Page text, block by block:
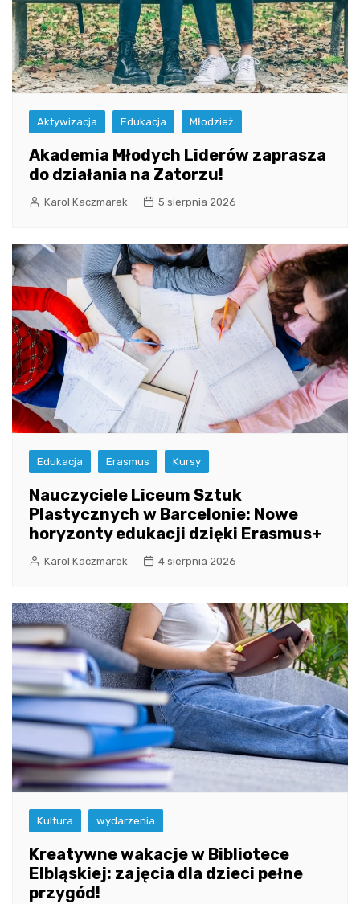
Aktywizacja Edukacja Młodzież
Akademia Młodych Liderów zaprasza
do działania na Zatorzu!
Karol Kaczmarek 5 sierpnia 2026
Edukacja Erasmus Kursy
Nauczyciele Liceum Sztuk
Plastycznych w Barcelonie: Nowe
horyzonty edukacji dzięki Erasmus+
Karol Kaczmarek 4 sierpnia 2026
Kultura wydarzenia
Kreatywne wakacje w Bibliotece
Elbląskiej: zajęcia dla dzieci pełne
przygód!